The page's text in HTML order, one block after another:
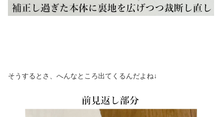
そうするとさ、へんなところ出てくるんだよね↓